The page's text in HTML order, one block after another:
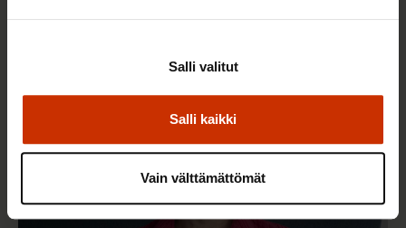
Salli kaikki
Salli valitut
Vain välttämättömät